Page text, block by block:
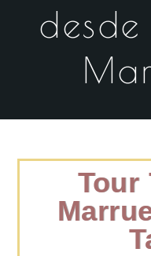
Tour